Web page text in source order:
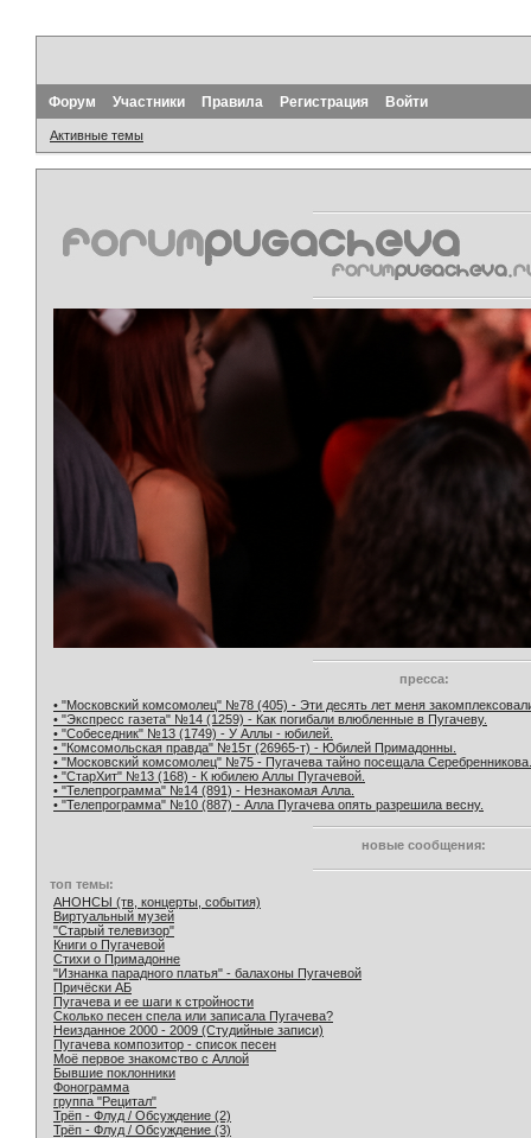
Форум Участники Правила Регистрация Войти
Активные темы
пресса:
• "Московский комсомолец" №78 (405) - Эти десять лет меня
• "Экспресс газета" №14 (1259) - Как погибали влюбленные в Пугачеву.
• "Собеседник" №13 (1749) - У Аллы - юбилей.
• "Комсомольская правда" №15т (26965-т) - Юбилей Примадонны.
• "Московский комсомолец" №75 - Пугачева тайно посещала Серебренникова.
• "СтарХит" №13 (168) - К юбилею Аллы Пугачевой.
• "Телепрограмма" №14 (891) - Незнакомая Алла.
• "Телепрограмма" №10 (887) - Алла Пугачева опять разрешила весну.
новые сообщения:
топ темы:
АНОНСЫ (тв, концерты, события)
Виртуальный музей
"Старый телевизор"
Книги о Пугачевой
Стихи о Примадонне
"Изнанка парадного платья" - балахоны Пугачевой
Причёски АБ
Пугачева и ее шаги к стройности
Сколько песен спела или записала Пугачева?
Неизданное 2000 - 2009 (Студийные записи)
Пугачева композитор - список песен
Моё первое знакомство с Аллой
Бывшие поклонники
Фонограмма
группа "Рецитал"
Трёп - Флуд / Обсуждение (2)
Трёп - Флуд / Обсуждение (3)